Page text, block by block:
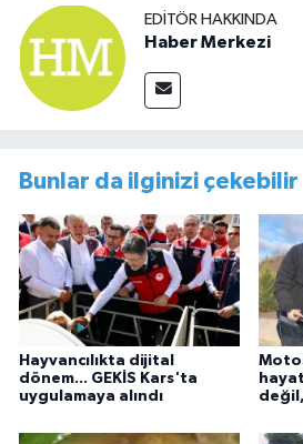
EDITÖR HAKKINDA
Haber Merkezi
Bunlar da ilginizi çekebilir
Hayvancılıkta dijital
dönem... GEKİS Kars'ta
uygulamaya alındı